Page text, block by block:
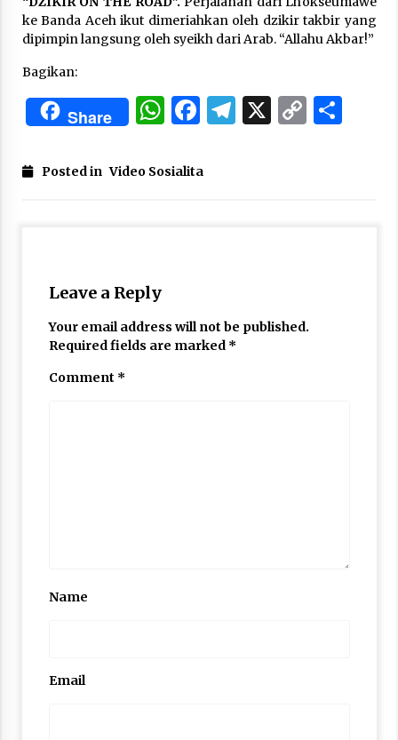
3 months ago
Takut Mati
3 months ago
SELVi: Sebuah Model Motivasi dalam
4 months ago
Eksistensi Iran dalam Tiga Ayat: Memahami
ke Banda Aceh ikut dimeriahkan oleh dzikir takbir yang
dipimpin langsung oleh syeikh dari Arab. “Allahu Akbar!”
Bagikan:
Share WhatsApp
Facebook
Telegram
X Copy
Posted in Video Sosialita
Leave a Reply
Your email address will not be published.
Required fields are marked *
Comment *
Name
Email